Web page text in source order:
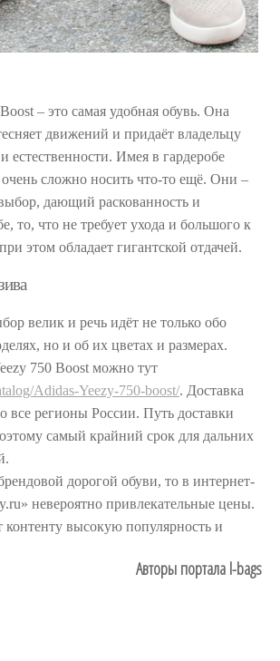
– это самая удобная обувь. Она
движений и придаёт владельцу
естественности. Имея в гардеробе
очень сложно носить что-то ещё. Они –
дающий раскованность и
то, что не требует ухода и большого к
этом обладает гигантской отдачей.
велик и речь идёт не только обо
но и об их цветах и размерах.
750 Boost можно тут
Adidas-Yeezy-750-boost/. Доставка
все регионы России. Путь доставки
самый крайний срок для дальних
дорогой обуви, то в интернет-
невероятно привлекательные цены.
контенту высокую популярность и
Авторы портала l-bags